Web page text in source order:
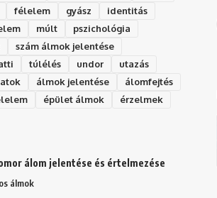
félelem gyász
identitás
múlt
pszichológia
szám álmok jelentése
túlélés undor
utazás
álmok jelentése
álomfejtés
épület álmok érzelmek
álom jelentése és értelmezése
álmok